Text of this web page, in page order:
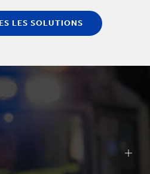
LES SOLUTIONS